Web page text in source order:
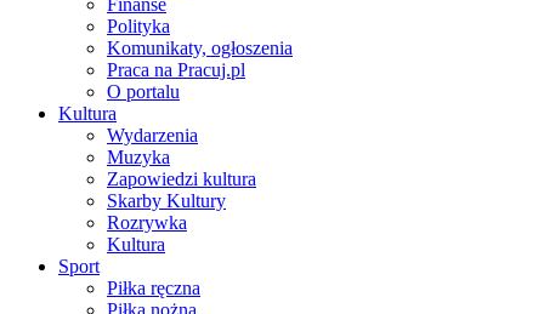
Finanse
Polityka
Komunikaty, ogłoszenia
Praca na Pracuj.pl
O portalu
Kultura
Wydarzenia
Muzyka
Zapowiedzi kultura
Skarby Kultury
Rozrywka
Kultura
Sport
Piłka ręczna
Piłka nożna